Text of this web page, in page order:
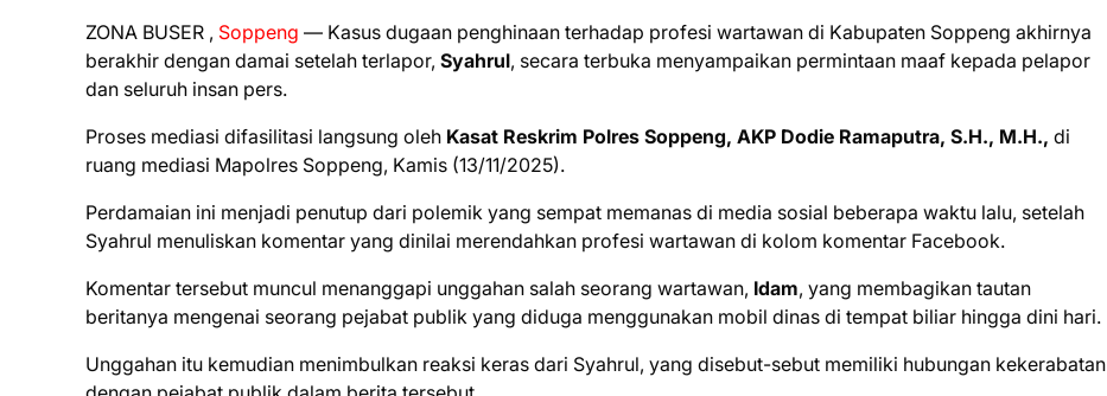
ZONA BUSER , Soppeng — Kasus dugaan penghinaan terhadap profesi wartawan di Kabupaten Soppeng akhirnya
berakhir dengan damai setelah terlapor, Syahrul, secara terbuka menyampaikan permintaan maaf kepada pelapor
dan seluruh insan pers.
Proses mediasi difasilitasi langsung oleh Kasat Reskrim Polres Soppeng, AKP Dodie Ramaputra, S.H., M.H., di
ruang mediasi Mapolres Soppeng, Kamis (13/11/2025).
Perdamaian ini menjadi penutup dari polemik yang sempat memanas di media sosial beberapa waktu lalu, setelah
Syahrul menuliskan komentar yang dinilai merendahkan profesi wartawan di kolom komentar Facebook.
Komentar tersebut muncul menanggapi unggahan salah seorang wartawan, Idam, yang membagikan tautan
beritanya mengenai seorang pejabat publik yang diduga menggunakan mobil dinas di tempat biliar hingga dini hari.
Unggahan itu kemudian menimbulkan reaksi keras dari Syahrul, yang disebut-sebut memiliki hubungan kekerabatan